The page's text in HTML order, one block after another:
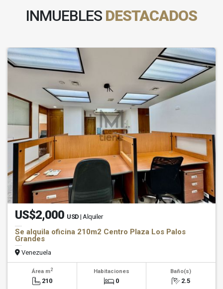
INMUEBLES DESTACADOS
US$2,000 USD | Alquiler
Se alquila oficina 210m2 Centro Plaza Los Palos
Grandes
Venezuela
Área m2
210
Habitaciones
0
Baño(s)
2.5